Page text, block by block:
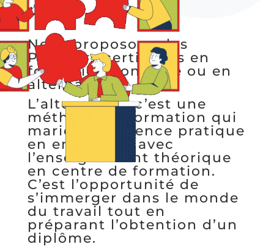
Nous proposons des
Parcours certifiants en
formation continue ou en
alternance.
L’alternance, c’est une
méthode de formation qui
marie l’expérience pratique
en entreprise avec
l’enseignement théorique
en centre de formation.
C’est l’opportunité de
s’immerger dans le monde
du travail tout en
préparant l’obtention d’un
diplôme.